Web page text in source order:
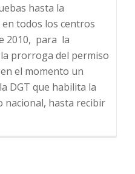
hasta la
todos los centros
2010, para la
prorroga del permiso
el momento un
DGT que habilita la
hasta recibirLeer